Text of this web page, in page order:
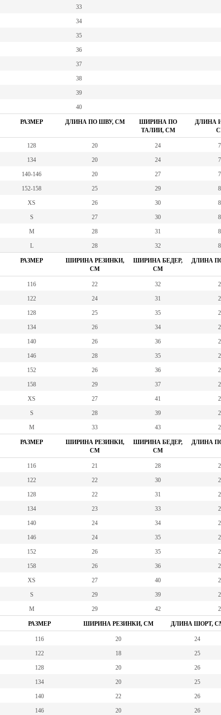
33
34
35
36
37
38
39
40
РАЗМЕР ДЛИНА ПО ШВУ, СМ
ШИРИНА ПО
ТАЛИИ, СМ
ДЛИНА
128 20 24
134 20 24
140-146 20 27
152-158 25 29
XS 26 30
S 27 30
M 28 31
L 28 32
РАЗМЕР
ШИРИНА РЕЗИНКИ,
СМ
ШИРИНА БЕДЕР,
СМ
ДЛИНА
116 22 32
122 24 31
128 25 35
134 26 34
140 26 36
146 28 35
152 26 36
158 29 37
XS 27 41
S 28 39
M 33 43
РАЗМЕР
ШИРИНА РЕЗИНКИ,
СМ
ШИРИНА БЕДЕР,
СМ
ДЛИНА
116 21 28
122 22 30
128 22 31
134 23 33
140 24 34
146 24 35
152 26 35
158 26 36
XS 27 40
S 29 39
M 29 42
РАЗМЕР ШИРИНА РЕЗИНКИ, СМ ДЛИНА ШОРТ,
116 20 24
122 18 25
128 20 26
134 20 25
140 22 26
146 20 26